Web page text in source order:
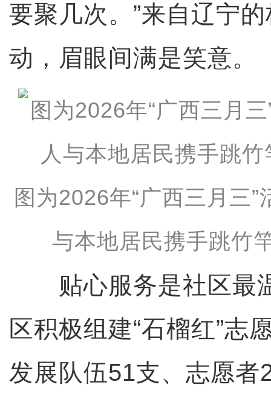
要聚几次。”来自辽宁
动，眉眼间满是笑意。
图为2026年“广西三月三”
与本地居民携手跳竹
贴心服务是社区最
区积极组建“石榴红”志
发展队伍51支、志愿者